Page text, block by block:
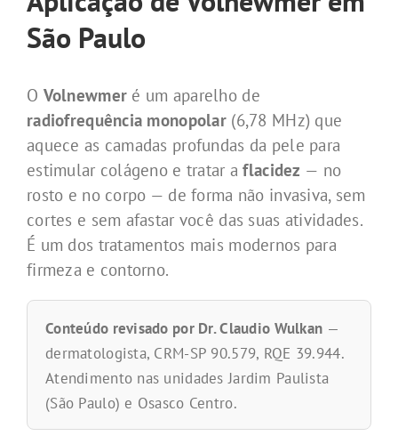
São Paulo
O Volnewmer é um aparelho de
radiofrequência monopolar (6,78 MHz) que
aquece as camadas profundas da pele para
estimular colágeno e tratar aflacidez — no
rosto e no corpo — de forma não invasiva, sem
cortes e sem afastar você das suas atividades.
É um dos tratamentos mais modernos para
firmeza e contorno.
Conteúdo revisado por Dr. Claudio Wulkan —
dermatologista, CRM-SP 90.579, RQE 39.944.
Atendimento nas unidades Jardim Paulista
(São Paulo) e Osasco Centro.